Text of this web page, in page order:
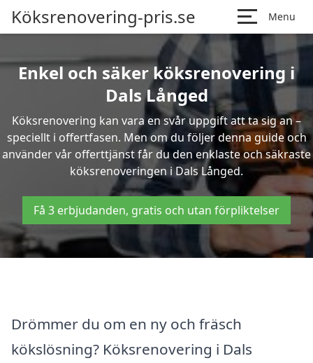
Köksrenovering-pris.se Menu
Enkel och säker köksrenovering i
Dals Långed
Köksrenovering kan vara en svår uppgift att ta sig an –
speciellt i offertfasen. Men om du följer denna guide och
använder vår offerttjänst får du den enklaste och säkraste
köksrenoveringen i Dals Långed.
Få 3 erbjudanden, gratis och utan förpliktelser
Drömmer du om en ny och fräsch
kökslösning? Köksrenovering i Dals